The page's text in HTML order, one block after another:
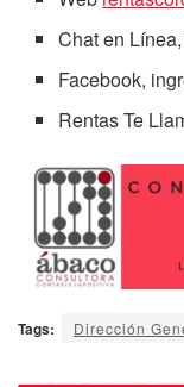
Chat en
Facebook,
Rentas Te
Tags: Dirección